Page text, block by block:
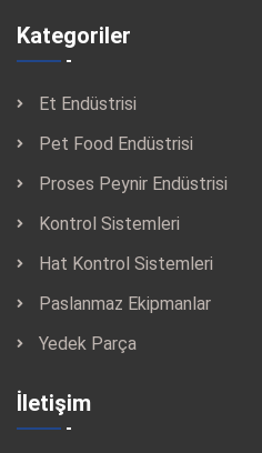
Kategoriler
Et Endüstrisi
Pet Food Endüstrisi
Proses Peynir Endüstrisi
Kontrol Sistemleri
Hat Kontrol Sistemleri
Paslanmaz Ekipmanlar
Yedek Parça
İletişim